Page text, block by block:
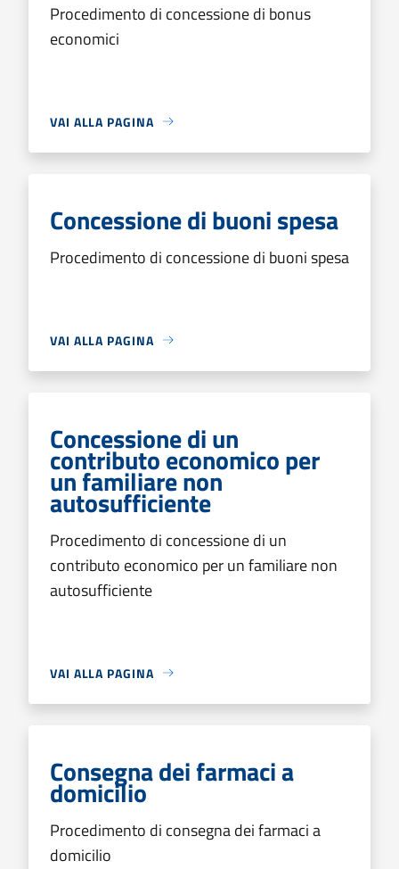
Procedimento di concessione di bonus
economici
VAI ALLA PAGINA
Concessione di buoni spesa
Procedimento di concessione di buoni spesa
VAI ALLA PAGINA
Concessione di un
contributo economico per
un familiare non
autosufficiente
Procedimento di concessione di un
contributo economico per un familiare non
autosufficiente
VAI ALLA PAGINA
Consegna dei farmaci a
domicilio
Procedimento di consegna dei farmaci a
domicilio